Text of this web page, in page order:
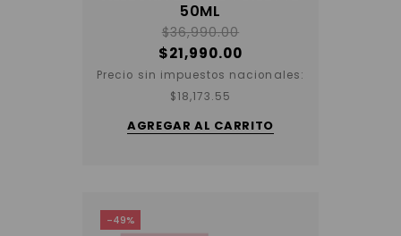
50ML
$36,990.00
$21,990.00
Precio sin impuestos nacionales:
$18,173.55
AGREGAR AL CARRITO
-49%